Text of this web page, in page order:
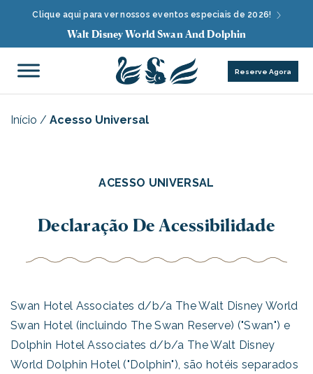
Clique aqui para ver nossos eventos especiais de 2026!
Walt Disney World Swan And Dolphin
Reserve Agora
Início / Acesso Universal
ACESSO UNIVERSAL
Declaração De Acessibilidade
Swan Hotel Associates d/b/a The Walt Disney World
Swan Hotel (incluindo The Swan Reserve) ("Swan") e
Dolphin Hotel Associates d/b/a The Walt Disney
World Dolphin Hotel ("Dolphin"), são hotéis separados